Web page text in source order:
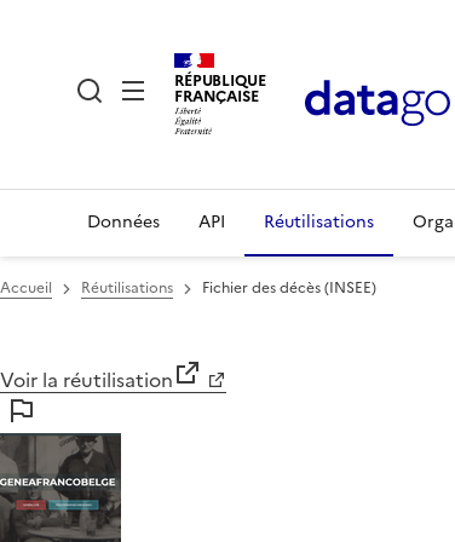
RÉPUBLIQUE
FRANÇAISE
Données API Réutilisations
Accueil Réutilisations Fichier des décès (INSEE)
Voir la réutilisation